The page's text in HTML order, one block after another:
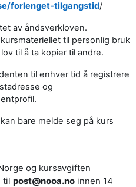
forlenget-tilgangstid/
av åndsverkloven.
til personlig bruk
til å ta kopier til andre.
til enhver tid å registrere
og
bare melde seg på kurs
og kursavgiften
til post@nooa.no innen 14